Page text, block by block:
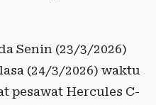
Senin (23/3/2026)
(24/3/2026) waktu
pesawat Hercules C-